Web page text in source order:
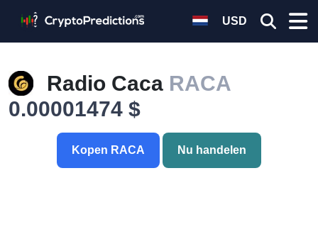
USD
Radio Caca RACA
0.00001474 $
Kopen RACA Nu handelen